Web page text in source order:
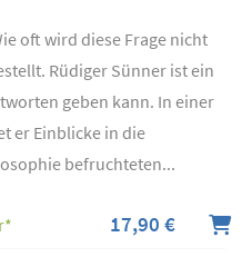
oft wird diese Frage nicht
Rüdiger Sünner ist ein
geben kann. In einer
er Einblicke in die
befruchteten...
17,90 €